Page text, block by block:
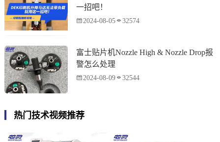
一招吧！
2024-08-05 32574
富士贴片机Nozzle High & Nozzle Drop报
警怎么处理
2024-08-09 32544
热门技术视频推荐